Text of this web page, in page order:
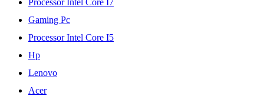
Processor Intel Core I7
Gaming Pc
Processor Intel Core I5
Hp
Lenovo
Acer